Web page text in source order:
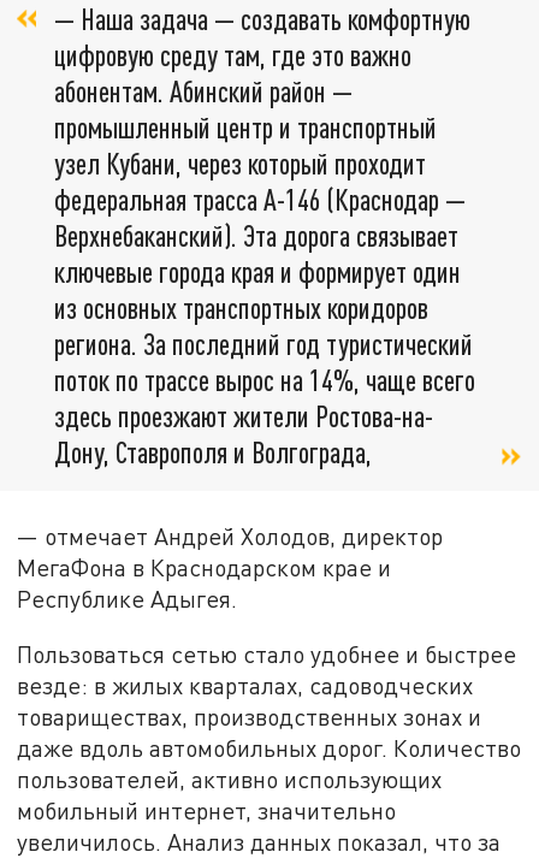
— Наша задача — создавать комфортную
цифровую среду там, где это важно
абонентам. Абинский район —
промышленный центр и транспортный
узел Кубани, через который проходит
федеральная трасса А-146 (Краснодар —
Верхнебаканский). Эта дорога связывает
ключевые города края и формирует один
из основных транспортных коридоров
региона. За последний год туристический
поток по трассе вырос на 14%, чаще всего
здесь проезжают жители Ростова-на-
Дону, Ставрополя и Волгограда,
— отмечает Андрей Холодов, директор
МегаФона в Краснодарском крае и
Республике Адыгея.
Пользоваться сетью стало удобнее и быстрее
везде: в жилых кварталах, садоводческих
товариществах, производственных зонах и
даже вдоль автомобильных дорог. Количество
пользователей, активно использующих
мобильный интернет, значительно
увеличилось. Анализ данных показал, что за